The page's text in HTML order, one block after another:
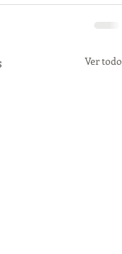
Ver todo